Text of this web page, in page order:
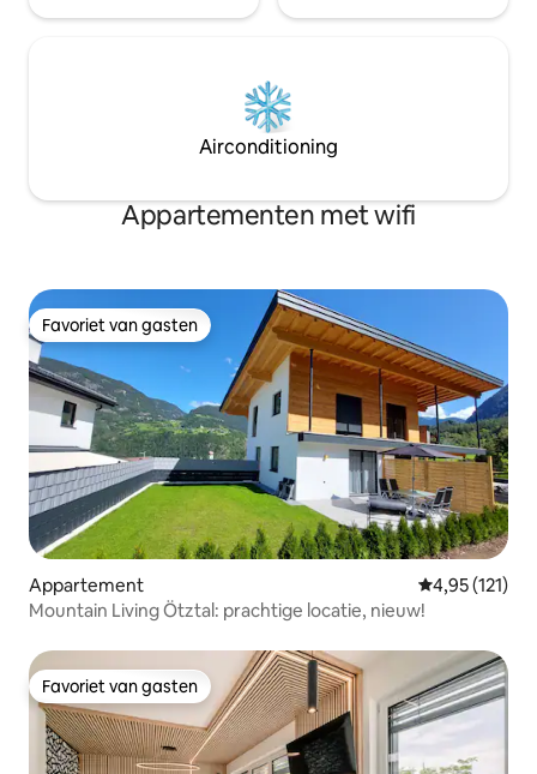
Airconditioning
Appartementen met wifi
Favoriet van gasten
Favoriet van gasten
Appartement Gemiddelde
4,95 (121)
Mountain Living Ötztal: prachtige locatie, nieuw!
Favoriet van gasten
Favoriet van gasten